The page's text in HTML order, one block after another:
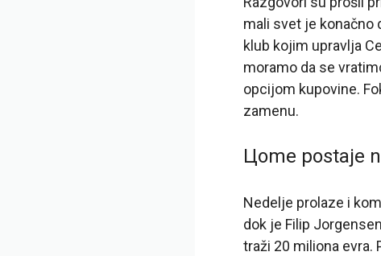
mali svet je konačno
klub kojim upravlja
moramo da se
opcijom kupovine.
zamenu.
Цome postaje
Nedelje prolaze i
dok je Filip
traži 20 miliona evra.